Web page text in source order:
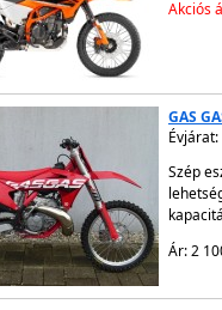
Akciós
GAS
Évjárat:
Szép
Ár: 2